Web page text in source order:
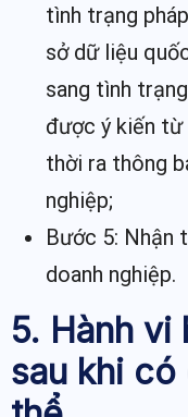
tình trạng
sở dữ liệu
sang tình
được ý kiến từ
thời ra thông
nghiệp;
Bước 5: Nhận
doanh nghiệp.
5. Hành vi
sau khi